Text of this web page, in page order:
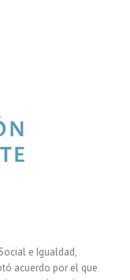
e Igualdad,
acuerdo por el que